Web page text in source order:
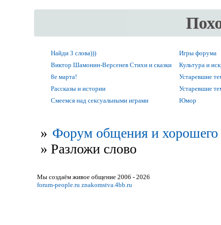
Найди 3 слова)))
Игры форума
Виктор Шамонин-Версенев Стихи и сказки
Культура и
8е марта!
Устаревшие
Рассказы и истории
Устаревшие
Смеемся над сексуальными играми
Юмор
» Форум общения и хорошего
» Разложи слово
Мы создаём живое общение 2006 - 2026
forum-people.ru znakomstva.4bb.ru